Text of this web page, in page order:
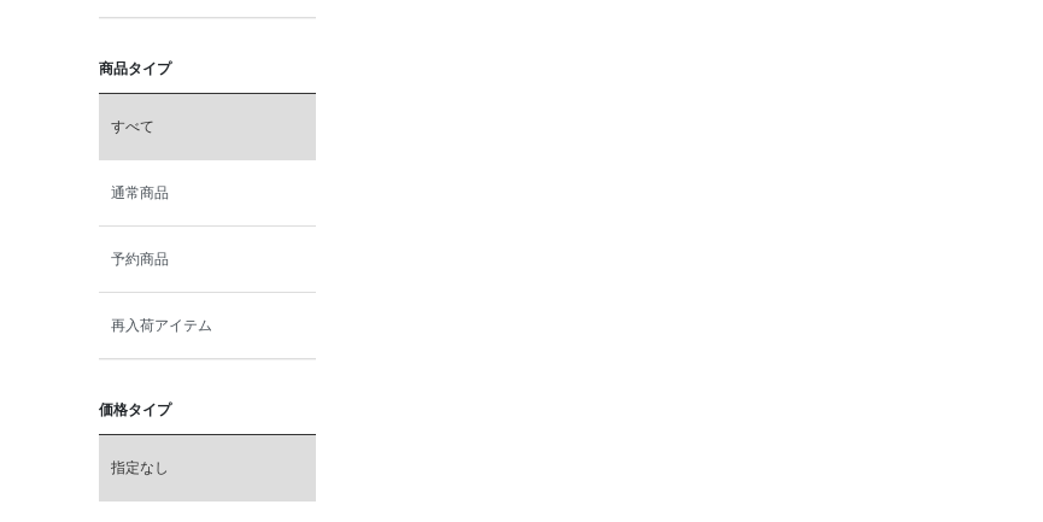
商品タイプ
すべて
通常商品
予約商品
再入荷アイテム
価格タイプ
指定なし